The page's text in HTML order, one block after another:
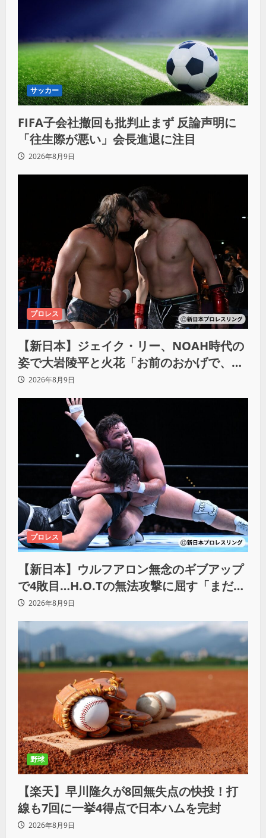
サッカー
FIFA子会社撤回も批判止まず 反論声明に
「往生際が悪い」会長進退に注目
2026年8月9日
プロレス
【新日本】ジェイク・リー、NOAH時代の
姿で大岩陵平と火花「お前のおかげで、忘
れてたもの思い出したわ」
2026年8月9日
プロレス
【新日本】ウルフアロン無念のギブアップ
で4敗目…H.O.Tの無法攻撃に屈す「まだま
だ俺自身の力はこんなもんだなって」
2026年8月9日
野球
【楽天】早川隆久が8回無失点の快投！打
線も7回に一挙4得点で日本ハムを完封
2026年8月9日